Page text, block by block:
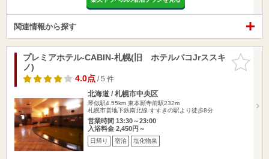
関連情報から探す
お気に入
りに追加
プレミアホテル-CABIN-札幌(旧 ホテルパコJrススキ
ノ)
4.0点/ 5 件
北海道 / 札幌市中央区
琴似駅4.55km 東本願寺前駅232m
札幌市営地下鉄南北線 すすきの駅より徒歩8分
営業時間 13:30～23:00
入浴料金 2,450円～
日帰り 宿泊 塩化物泉